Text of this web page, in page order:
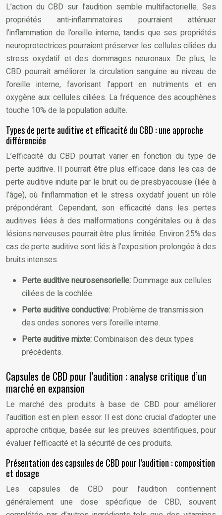
L’action du CBD sur l’audition semble multifactorielle. Ses
propriétés anti-inflammatoires pourraient atténuer
l’inflammation de l’oreille interne, tandis que ses propriétés
neuroprotectrices pourraient préserver les cellules ciliées du
stress oxydatif et des dommages neuronaux. De plus, le
CBD pourrait améliorer la circulation sanguine au niveau de
l’oreille interne, favorisant l’apport en nutriments et en
oxygène aux cellules ciliées. La fréquence des acouphènes
touche 10% de la population adulte.
Types de perte auditive et efficacité du CBD : une approche
différenciée
L’efficacité du CBD pourrait varier en fonction du type de
perte auditive. Il pourrait être plus efficace dans les cas de
perte auditive induite par le bruit ou de presbyacousie (liée à
l’âge), où l’inflammation et le stress oxydatif jouent un rôle
prépondérant. Cependant, son efficacité dans les pertes
auditives liées à des malformations congénitales ou à des
lésions nerveuses pourrait être plus limitée. Environ 25% des
cas de perte auditive sont liés à l’exposition prolongée à des
bruits intenses.
Perte auditive neurosensorielle: Dommage aux cellules
ciliées de la cochlée.
Perte auditive conductive: Problème de transmission
des ondes sonores vers l’oreille interne.
Perte auditive mixte:Combinaison des deux types
précédents.
Capsules de CBD pour l’audition : analyse critique d’un
marché en expansion
Le marché des produits à base de CBD pour améliorer
l’audition est en plein essor. Il est donc crucial d’adopter une
approche critique, basée sur les preuves scientifiques, pour
évaluer l’efficacité et la sécurité de ces produits.
Présentation des capsules de CBD pour l’audition : composition
et dosage
Les capsules de CBD pour l’audition contiennent
généralement une dose spécifique de CBD, souvent